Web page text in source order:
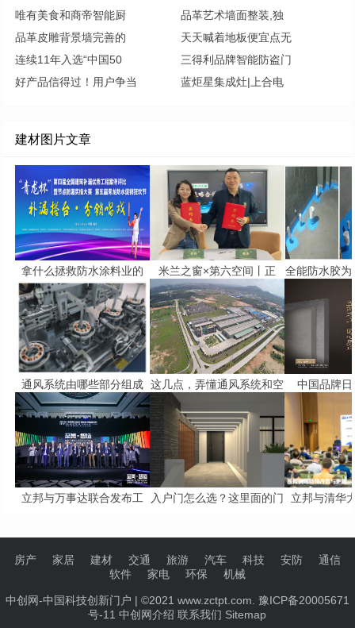
唯有美食和商帝智能厨
品革艺术墙面整装,独
品革皮雕背景墙完善的
天天喊着地板便宜点无
连续11年入选“中国50
三得利品牌智能防盗门
好产品信得过！用户争当
蓝炬星集成灶|上合电
建材图片文章
拿什么拯救防水涂料业的 米兰之窗×第六空间丨正 全能防水胶
通风系统由哪些部分组成 这几点，弄懂通风系统和空 中国品牌
立邦与万事达联合发布工 入户门怎么选？这里面的门 立邦与清华
房产 家居 建材 交通 旅游 汽车 科技 安防
通信
软件
家电 环保 机械
中创网-中国科技创新门户 | ©2021 www.zctpt.com. 豫ICP备20005671
号-11中创网介绍 联系我们 Sitemap